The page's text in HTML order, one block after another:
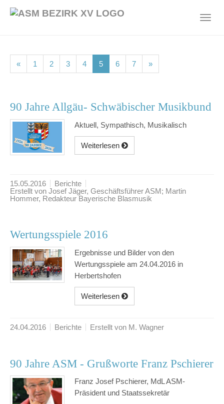
« 1 (current)
2(current)
3(current)
4(current)
5(current)
6(current)
7(current)
»
90 Jahre Allgäu- Schwäbischer Musikbund
Aktuell, Sympathisch, Musikalisch
Weiterlesen
15.05.2016
Berichte
Erstellt von Josef Jäger, Geschäftsführer ASM; Martin
Hommer, Redakteur Bayerische Blasmusik
Wertungsspiele 2016
Ergebnisse und Bilder von den
Wertungsspiele am 24.04.2016 in
Herbertshofen
Weiterlesen
24.04.2016 Berichte Erstellt von M. Wagner
90 Jahre ASM - Grußworte Franz Pschierer
Franz Josef Pschierer, MdL ASM-
Präsident und Staatssekretär